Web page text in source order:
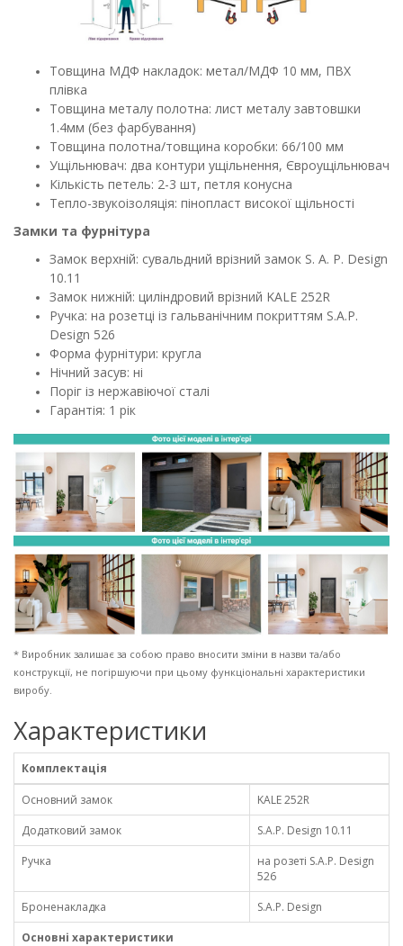
Товщина МДФ накладок: метал/МДФ 10 мм, ПВХ
плівка
Товщина металу полотна: лист металу завтовшки
1.4мм (без фарбування)
Товщина полотна/товщина коробки: 66/100 мм
Ущільнювач: два контури ущільнення, Євроущільнювач
Кількість петель: 2-3 шт, петля конусна
Тепло-звукоізоляція: пінопласт високої щільності
Замки та фурнітура
Замок верхній: сувальдний врізний замок S. A. P. Design
10.11
Замок нижній: циліндровий врізний KALE 252R
Ручка: на розетці із гальванічним покриттям S.A.P.
Design 526
Форма фурнітури: кругла
Нічний засув: ні
Поріг із нержавіючої сталі
Гарантія: 1 рік
* Виробник залишає за собою право вносити зміни в назви та/або
конструкції, не погіршуючи при цьому функціональні характеристики
виробу.
Характеристики
Комплектація
Основний замок
KALE 252R
Додатковий замок
S.A.P. Design 10.11
Ручка
нa рoзeті S.A.P. Design
526
Броненакладка
S.A.P. Design
Основні характеристики